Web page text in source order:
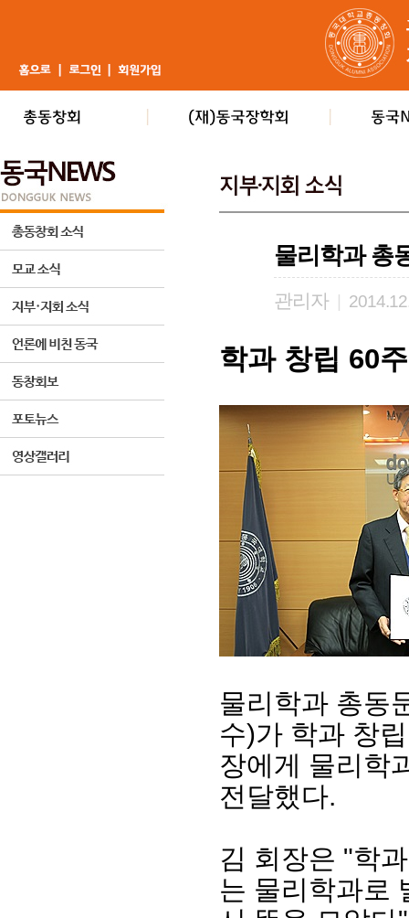
물리학과 총
관리자
학과 창립 60
물리학과 총동
수)가 학과 창
장에게 물리학
전달했다.
김 회장은 "학
는 물리학과로